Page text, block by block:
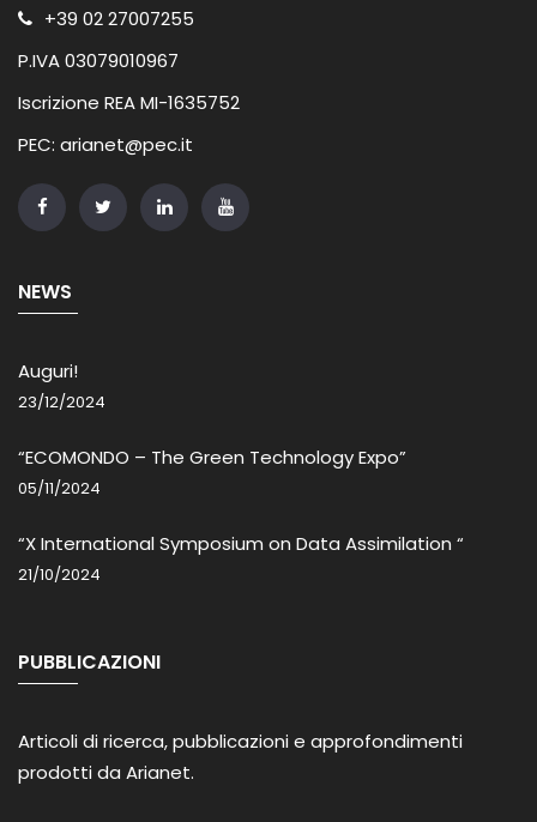
+39 02 27007255
P.IVA 03079010967
Iscrizione REA MI-1635752
PEC: arianet@pec.it
NEWS
Auguri!
23/12/2024
“ECOMONDO – The Green Technology Expo”
05/11/2024
“X International Symposium on Data Assimilation “
21/10/2024
PUBBLICAZIONI
Articoli di ricerca, pubblicazioni e approfondimenti
prodotti da Arianet.